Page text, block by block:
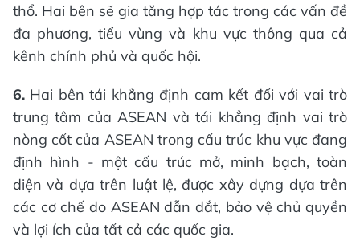
thổ. Hai bên sẽ gia tăng hợp tác trong các vấn đề
đa phương, tiểu vùng và khu vực thông qua cả
kênh chính phủ và quốc hội.
6. Hai bên tái khẳng định cam kết đối với vai trò
trung tâm của ASEAN và tái khẳng định vai trò
nòng cốt của ASEAN trong cấu trúc khu vực đang
định hình - một cấu trúc mở, minh bạch, toàn
diện và dựa trên luật lệ, được xây dựng dựa trên
các cơ chế do ASEAN dẫn dắt, bảo vệ chủ quyền
và lợi ích của tất cả các quốc gia.